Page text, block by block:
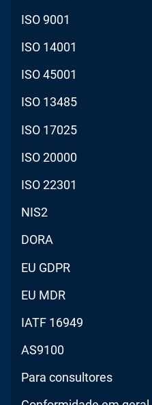
ISO 9001
ISO 14001
ISO 45001
ISO 13485
ISO 17025
ISO 20000
ISO 22301
NIS2
DORA
EU GDPR
EU MDR
IATF 16949
AS9100
Para consultores